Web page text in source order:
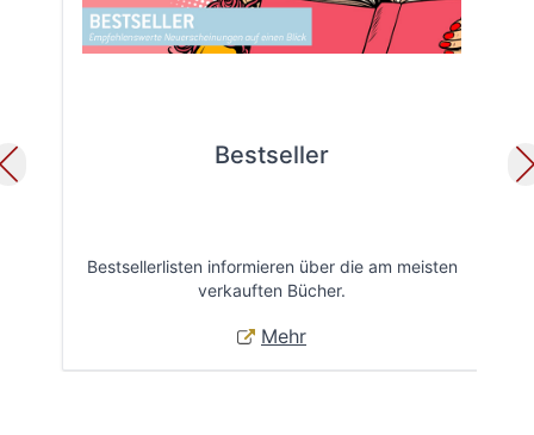
Bestseller
Bestsellerlisten informieren über die am meisten
verkauften Bücher.
Mehr